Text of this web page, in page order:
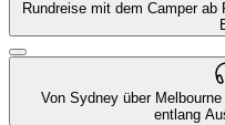
Rundreise mit dem Camper
Von Sydney über
entlang